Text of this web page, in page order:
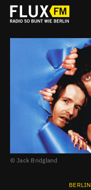
Jack Bridgland
BERLIN